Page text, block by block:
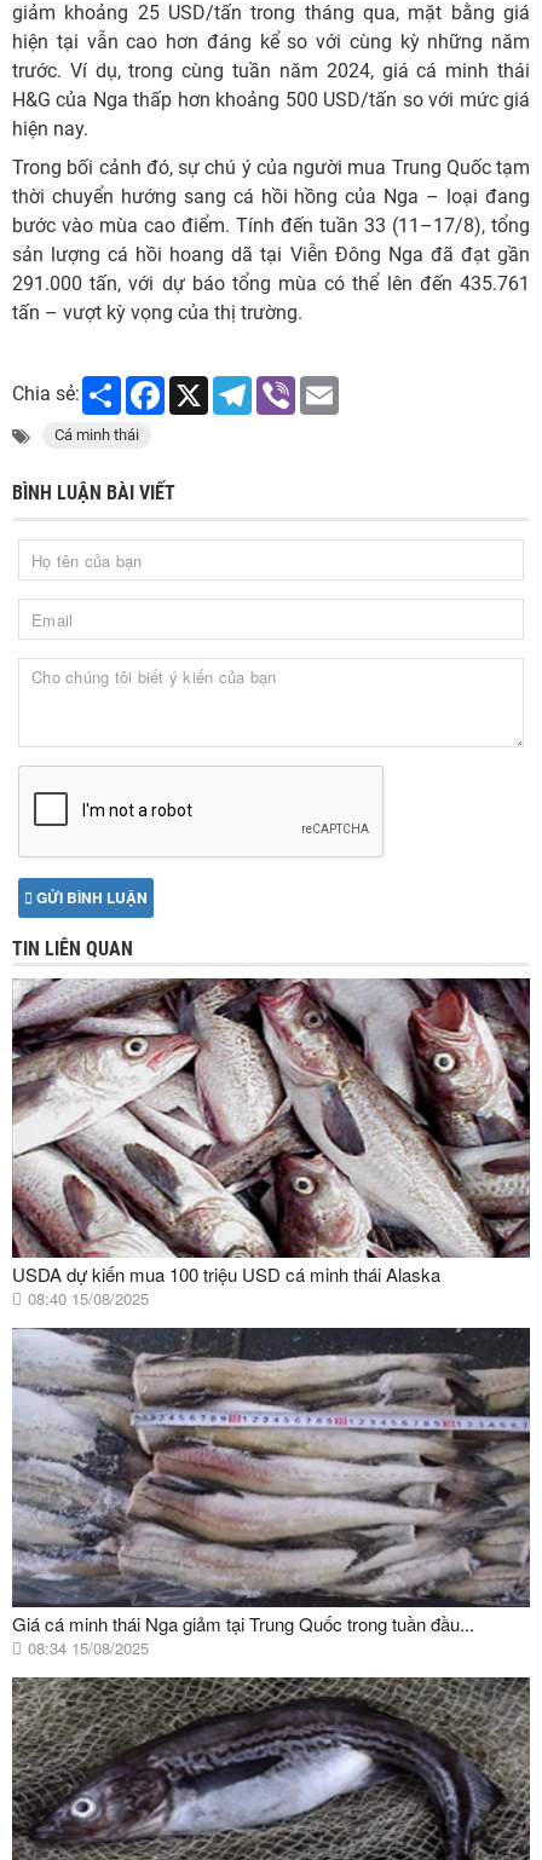
giảm khoảng 25 USD/tấn trong tháng qua, mặt bằng giá
hiện tại vẫn cao hơn đáng kể so với cùng kỳ những năm
trước. Ví dụ, trong cùng tuần năm 2024, giá cá minh thái
H&G của Nga thấp hơn khoảng 500 USD/tấn so với mức giá
hiện nay.
Trong bối cảnh đó, sự chú ý của người mua Trung Quốc tạm
thời chuyển hướng sang cá hồi hồng của Nga – loại đang
bước vào mùa cao điểm. Tính đến tuần 33 (11–17/8), tổng
sản lượng cá hồi hoang dã tại Viễn Đông Nga đã đạt gần
291.000 tấn, với dự báo tổng mùa có thể lên đến 435.761
tấn – vượt kỳ vọng của thị trường.
Chia sẻ: Share Facebook
X Telegram
Viber
Cá minh thái
BÌNH LUẬN BÀI VIẾT
GỬI BÌNH LUẬN
TIN LIÊN QUAN
USDA dự kiến mua 100 triệu USD cá minh thái Alaska
08:40 15/08/2025
Giá cá minh thái Nga giảm tại Trung Quốc trong tuần đầu...
08:34 15/08/2025